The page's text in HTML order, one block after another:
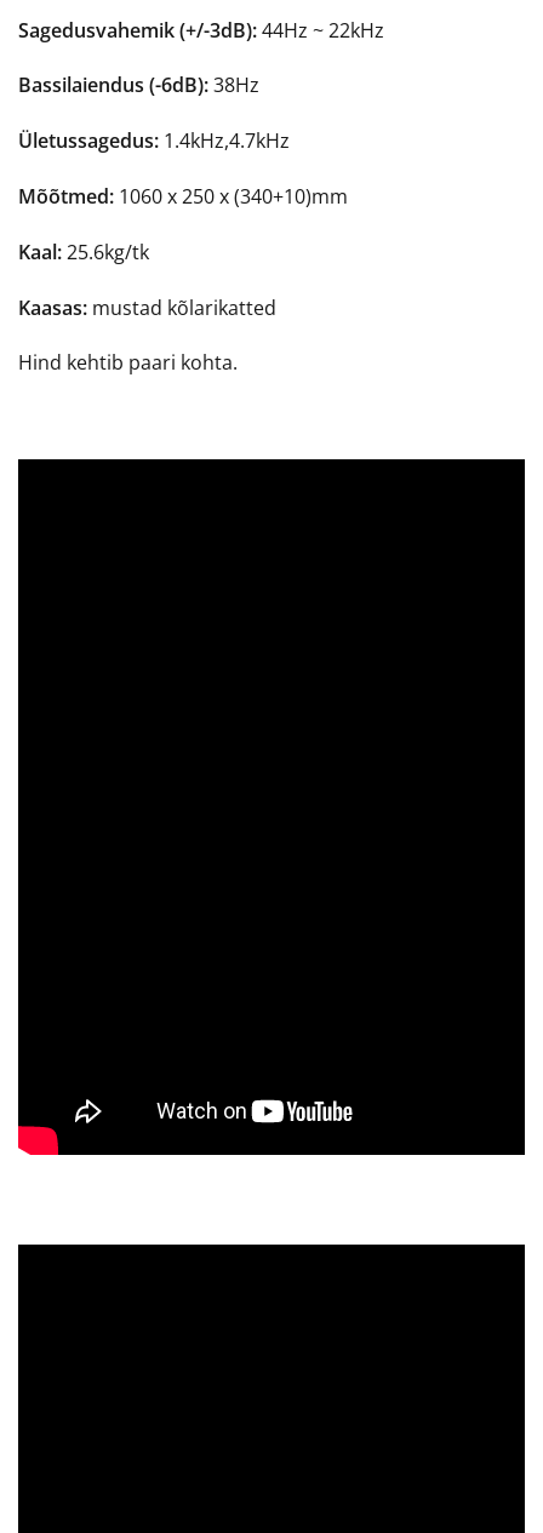
Sagedusvahemik (+/-3dB):44Hz ~ 22kHz
Bassilaiendus (-6dB):38Hz
Ületussagedus: 1.4kHz,4.7kHz
Mõõtmed: 1060 x 250 x (340+10)mm
Kaal:25.6kg/tk
Kaasas: mustad kõlarikatted
Hind kehtib paari kohta.